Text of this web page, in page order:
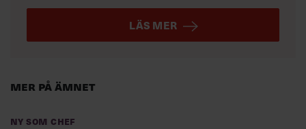
Mer på ämnet
Ny som chef
LÄS MER